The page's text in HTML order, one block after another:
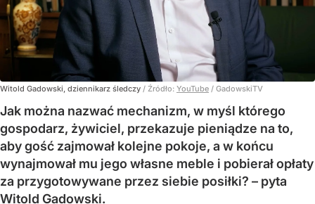
Witold Gadowski, dziennikarz śledczy / Źródło: YouTube / GadowskiTV
Jak można nazwać mechanizm, w myśl którego
gospodarz, żywiciel, przekazuje pieniądze na to,
aby gość zajmował kolejne pokoje, a w końcu
wynajmował mu jego własne meble i pobierał opłaty
za przygotowywane przez siebie posiłki? – pyta
Witold Gadowski.